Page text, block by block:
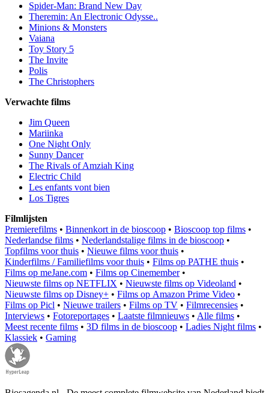
Spider-Man: Brand New Day
Theremin: An Electronic Odysse..
Minions & Monsters
Vaiana
Toy Story 5
The Invite
Polis
The Christophers
Verwachte films
Jim Queen
Mariinka
One Night Only
Sunny Dancer
The Rivals of Amziah King
Electric Child
Les enfants vont bien
Los Tigres
Filmlijsten
Premierefilms • Binnenkort in de bioscoop • Bioscoop top films •
Nederlandse films • Nederlandstalige films in de bioscoop •
Topfilms voor thuis • Nieuwe films voor thuis •
Kinderfilms / Familiefilms voor thuis • Films op PATHE thuis •
Films op meJane.com • Films op Cinemember•
Nieuwste films op NETFLIX • Nieuwste films op Videoland •
Nieuwste films op Disney+ • Films op Amazon Prime Video •
Films op Picl • Nieuwe trailers • Films op TV • Filmrecensies •
Interviews • Fotoreportages • Laatste filmnieuws • Alle films •
Meest recente films • 3D films in de bioscoop • Ladies Night films •
Klassiek • Gaming